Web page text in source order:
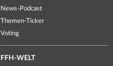
News-Podcast
Themen-Ticker
Voting
FFH-WELT